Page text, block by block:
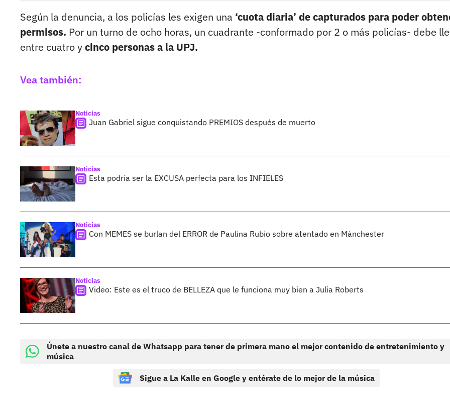
Según la denuncia, a los policías les exigen una ‘cuota diaria’ de capturados para poder
permisos. Por un turno de ocho horas, un cuadrante -conformado por 2 o más policías- debe
entre cuatro ycinco personas a la UPJ.
Vea también:
Noticias
Juan Gabriel sigue conquistando PREMIOS después de muerto
Noticias
Esta podría ser la EXCUSA perfecta para los INFIELES
Noticias
Con MEMES se burlan del ERROR de Paulina Rubio sobre atentado en Mánchester
Noticias
Video: Este es el truco de BELLEZA que le funciona muy bien a Julia Roberts
Únete a nuestro canal de Whatsapp para tener de primera mano el mejor contenido de entretenimiento y
música
Sigue a La Kalle en Google y entérate de lo mejor de la música